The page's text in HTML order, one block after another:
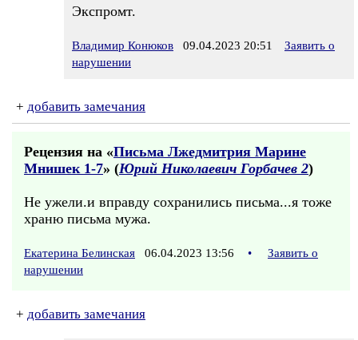
Экспромт.
Владимир Конюков 09.04.2023 20:51
Заявить о
нарушении
+ добавить замечания
Рецензия на «Письма Лжедмитрия Марине
Мнишек 1-7» (Юрий Николаевич Горбачев 2)
Не ужели.и вправду сохранились письма...я тоже
храню письма мужа.
Екатерина Белинская 06.04.2023 13:56 •
Заявить о
нарушении
+ добавить замечания